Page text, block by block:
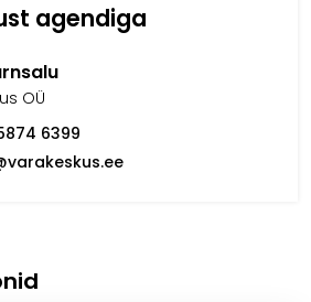
agendiga
OÜ
6399